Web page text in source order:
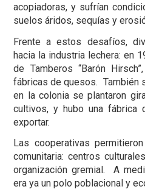
acopiadoras, y sufrían
suelos áridos, sequías y
Frente a estos desafíos,
hacia la industria lechera: en
de Tamberos “Barón
fábricas de quesos. También
en la colonia se plantaron
cultivos, y hubo una fábrica
exportar.
Las cooperativas
comunitaria: centros
organización gremial. A
era ya un polo poblacional y